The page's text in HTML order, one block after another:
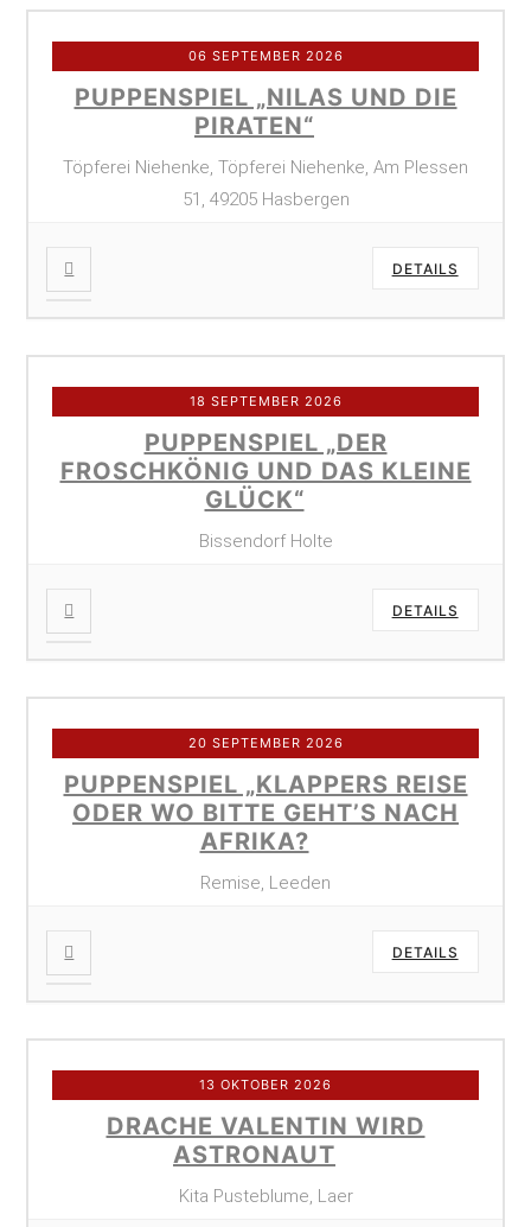
06 SEPTEMBER 2026
PUPPENSPIEL „NILAS UND DIE
PIRATEN“
Töpferei Niehenke, Töpferei Niehenke, Am Plessen
51, 49205 Hasbergen
DETAILS
18 SEPTEMBER 2026
PUPPENSPIEL „DER
FROSCHKÖNIG UND DAS KLEINE
GLÜCK“
Bissendorf Holte
DETAILS
20 SEPTEMBER 2026
PUPPENSPIEL „KLAPPERS REISE
ODER WO BITTE GEHT’S NACH
AFRIKA?
Remise, Leeden
DETAILS
13 OKTOBER 2026
DRACHE VALENTIN WIRD
ASTRONAUT
Kita Pusteblume, Laer